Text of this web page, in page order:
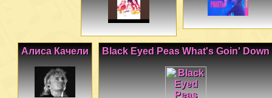
Black Eyed Peas What's Goin' Down
Алиса Качели